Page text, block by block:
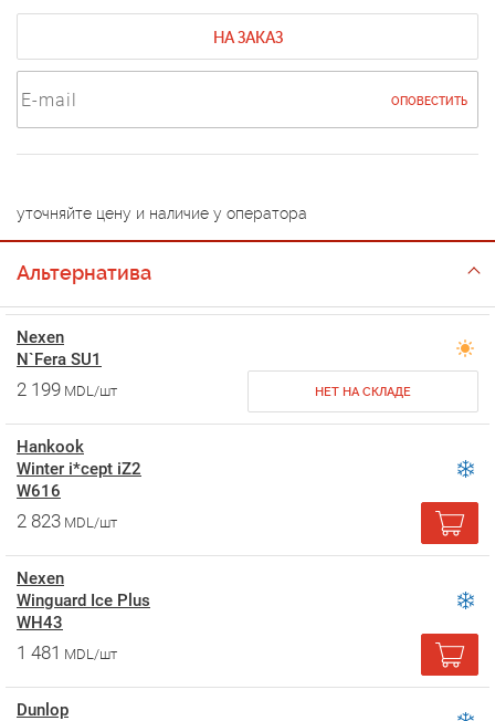
НА ЗАКАЗ
ОПОВЕСТИТЬ
уточняйте цену и наличие у оператора
Альтернатива
Nexen
N`Fera SU1
2 199 MDL/шт НЕТ НА СКЛАДЕ
Hankook
Winter i*cept iZ2
W616
2 823 MDL/шт
Nexen
Winguard Ice Plus
WH43
1 481 MDL/шт
Dunlop